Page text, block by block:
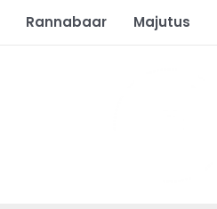
Rannabaar Majutus